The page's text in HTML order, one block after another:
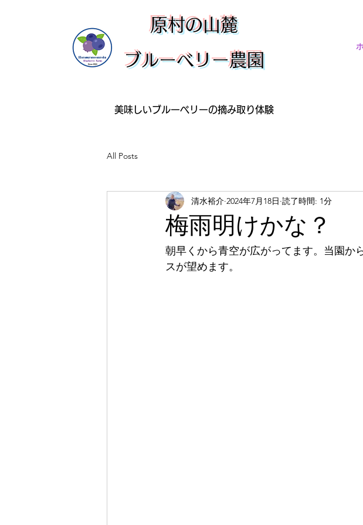
​原村の山麓
ブルーベリー農園
美味しいブルーベリーの摘み取り体験
All Posts
梅雨明けかな？
清水裕介 2024年7月18日 読了時間: 1分
朝早くから青空が広がってます。当園か
スが望めます。